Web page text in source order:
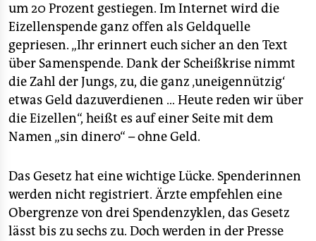
um 20 Prozent gestiegen. Im Internet wird die
Eizellenspende ganz offen als Geldquelle
gepriesen. „Ihr erinnert euch sicher an den Text
über Samenspende. Dank der Scheißkrise nimmt
die Zahl der Jungs, zu, die ganz ‚uneigennützig‘
etwas Geld dazuverdienen … Heute reden wir über
die Eizellen“, heißt es auf einer Seite mit dem
Namen „sin dinero“ – ohne Geld.
Das Gesetz hat eine wichtige Lücke. Spenderinnen
werden nicht registriert. Ärzte empfehlen eine
Obergrenze von drei Spendenzyklen, das Gesetz
lässt bis zu sechs zu. Doch werden in der Presse